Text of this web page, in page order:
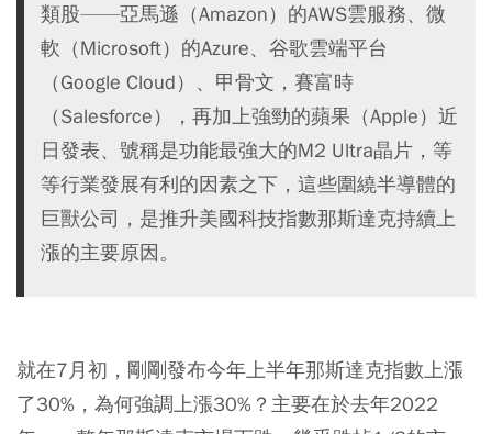
類股——亞馬遜（Amazon）的AWS雲服務、微
軟（Microsoft）的Azure、谷歌雲端平台
（Google Cloud）、甲骨文，賽富時
（Salesforce），再加上強勁的蘋果（Apple）近
日發表、號稱是功能最強大的M2 Ultra晶片，等
等行業發展有利的因素之下，這些圍繞半導體的
巨獸公司，是推升美國科技指數那斯達克持續上
漲的主要原因。
就在7月初，剛剛發布今年上半年那斯達克指數上漲
了30%，為何強調上漲30%？主要在於去年2022